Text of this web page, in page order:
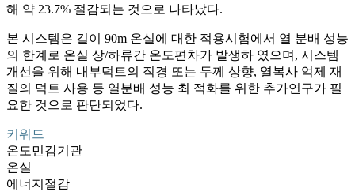
해 약 23.7% 절감되는 것으로 나타났다.
본 시스템은 길이 90m 온실에 대한 적용시험에서 열 분배 성능
의 한계로 온실 상/하류간 온도편차가 발생하 였으며, 시스템
개선을 위해 내부덕트의 직경 또는 두께 상향, 열복사 억제 재
질의 덕트 사용 등 열분배 성능 최 적화를 위한 추가연구가 필
요한 것으로 판단되었다.
키워드
온도민감기관
온실
에너지절감